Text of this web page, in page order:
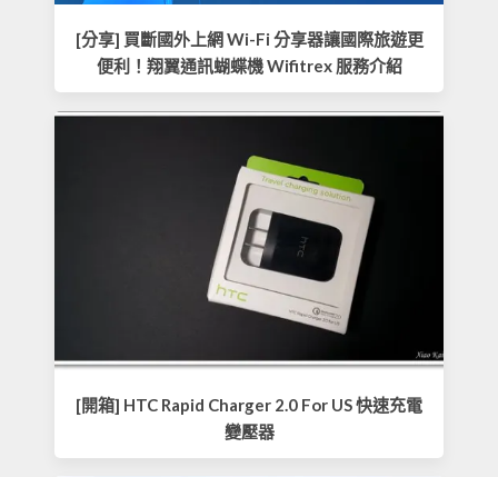
[分享] 買斷國外上網 Wi-Fi 分享器讓國際旅遊更
便利！翔翼通訊蝴蝶機 Wifitrex 服務介紹
[開箱] HTC Rapid Charger 2.0 For US 快速充電
變壓器